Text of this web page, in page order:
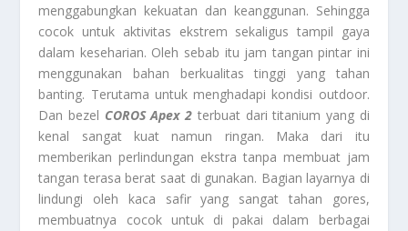
menggabungkan kekuatan dan keanggunan. Sehingga
cocok untuk aktivitas ekstrem sekaligus tampil gaya
dalam keseharian. Oleh sebab itu jam tangan pintar ini
menggunakan bahan berkualitas tinggi yang tahan
banting. Terutama untuk menghadapi kondisi outdoor.
Dan bezel COROS Apex 2 terbuat dari titanium yang di
kenal sangat kuat namun ringan. Maka dari itu
memberikan perlindungan ekstra tanpa membuat jam
tangan terasa berat saat di gunakan. Bagian layarnya di
lindungi oleh kaca safir yang sangat tahan gores,
membuatnya cocok untuk di pakai dalam berbagai